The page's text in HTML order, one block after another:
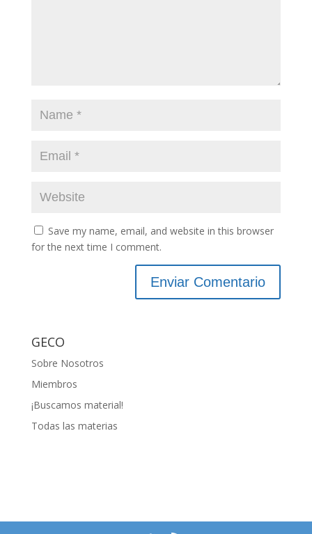
Save my name, email, and website in this browser
for the next time I comment.
GECO
Sobre Nosotros
Miembros
¡Buscamos material!
Todas las materias